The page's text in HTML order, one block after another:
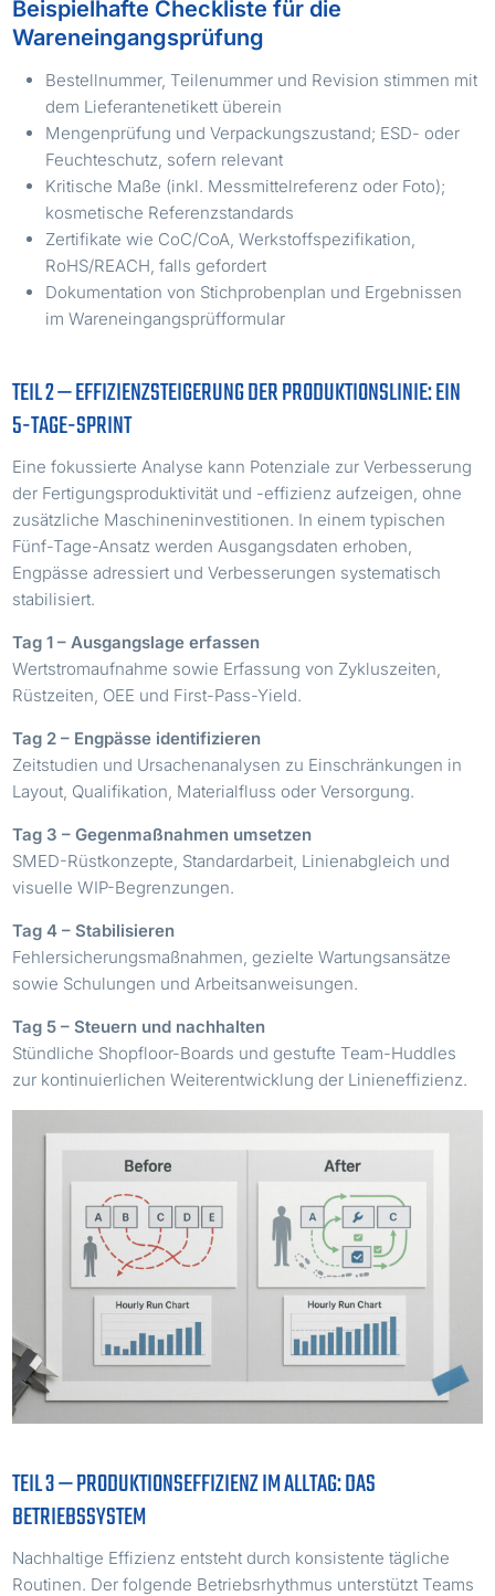
Beispielhafte Checkliste für die
Wareneingangsprüfung
Bestellnummer, Teilenummer und Revision stimmen mit
dem Lieferantenetikett überein
Mengenprüfung und Verpackungszustand; ESD- oder
Feuchteschutz, sofern relevant
Kritische Maße (inkl. Messmittelreferenz oder Foto);
kosmetische Referenzstandards
Zertifikate wie CoC/CoA, Werkstoffspezifikation,
RoHS/REACH, falls gefordert
Dokumentation von Stichprobenplan und Ergebnissen
im Wareneingangsprüfformular
TEIL 2 — EFFIZIENZSTEIGERUNG DER PRODUKTIONSLINIE: EIN
5-TAGE-SPRINT
Eine fokussierte Analyse kann Potenziale zur Verbesserung
der Fertigungsproduktivität und -effizienz aufzeigen, ohne
zusätzliche Maschineninvestitionen. In einem typischen
Fünf-Tage-Ansatz werden Ausgangsdaten erhoben,
Engpässe adressiert und Verbesserungen systematisch
stabilisiert.
Tag 1 – Ausgangslage erfassen
Wertstromaufnahme sowie Erfassung von Zykluszeiten,
Rüstzeiten, OEE und First-Pass-Yield.
Tag 2 – Engpässe identifizieren
Zeitstudien und Ursachenanalysen zu Einschränkungen in
Layout, Qualifikation, Materialfluss oder Versorgung.
Tag 3 – Gegenmaßnahmen umsetzen
SMED-Rüstkonzepte, Standardarbeit, Linienabgleich und
visuelle WIP-Begrenzungen.
Tag 4 – Stabilisieren
Fehlersicherungsmaßnahmen, gezielte Wartungsansätze
sowie Schulungen und Arbeitsanweisungen.
Tag 5 – Steuern und nachhalten
Stündliche Shopfloor-Boards und gestufte Team-Huddles
zur kontinuierlichen Weiterentwicklung der Linieneffizienz.
TEIL 3 — PRODUKTIONSEFFIZIENZ IM ALLTAG: DAS
BETRIEBSSYSTEM
Nachhaltige Effizienz entsteht durch konsistente tägliche
Routinen. Der folgende Betriebsrhythmus unterstützt Teams